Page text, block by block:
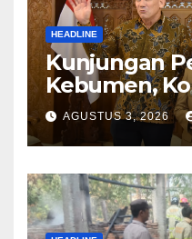
HEADLINE
Kunjungan
Kebumen,
Jajaki Kerja
hingga
AGUSTUS 3, 2026